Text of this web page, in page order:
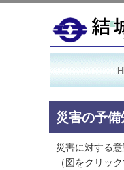
災害の予備
災害に対する
（図をクリッ